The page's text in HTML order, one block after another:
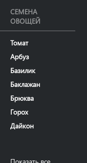
СЕМЕНА
ОВОЩЕЙ
Томат
Арбуз
Базилик
Баклажан
Брюква
Горох
Дайкон
Показать все